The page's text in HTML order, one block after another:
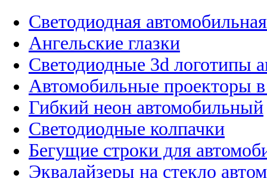
Светодиодная
Ангельские глазки
Светодиодные 3d логотипы
Автомобильные проекторы
Гибкий неон автомобильный
Светодиодные колпачки
Бегущие строки для
Эквалайзеры на стекло